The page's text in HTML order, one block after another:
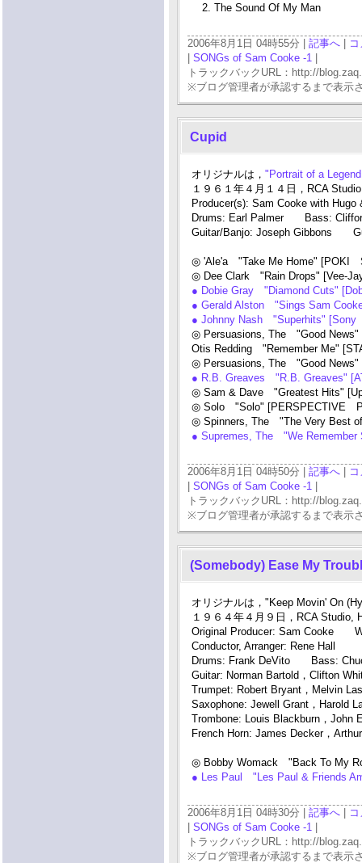
2. The Sound Of My Man
2006年8月1日 04時55分 | 記事へ
SONGs of Sam Cooke -1
トラックバックURL：http://
※ブログ管理者が承認するまで表示
Cupid
オリジナルは， "Portrait of a
１９６１年４月１４日，RCA
Producer(s): Sam Cooke with
Drums: Earl Palmer Bass:
Guitar/Banjo: Joseph Gibbons
◎ 'Ale'a "Take Me Home" [POKI
◎ Dee Clark "Rain Drops" [Vee-
● Dobie Gray "Diamond Cuts"
● Gerald Alston "Sings Sam
● Johnny Nash "Superhits"
◎ Persuasions, The "Good
Otis Redding "Remember Me"
◎ Persuasions, The "Good
● R.B. Greaves "R.B. Greaves"
◎ Sam & Dave "Greatest Hits"
◎ Solo "Solo" [PERSPECTIVE
◎ Spinners, The "The Very Best
● Supremes, The "We
2006年8月1日 04時50分 | 記事へ
SONGs of Sam Cooke -1
トラックバックURL：http://
※ブログ管理者が承認するまで表示
(Somebody) Ease My
オリジナルは，"Keep Movin' On
１９６４年４月９日，RCA Studio,
Original Producer: Sam Cooke
Conductor, Arranger: Rene Hall
Drums: Frank DeVito Bass:
Guitar: Norman Bartold，Clifton
Trumpet: Robert Bryant，Melvin
Saxophone: Jewell Grant，Harold
Trombone: Louis Blackburn，John
French Horn: James Decker，
◎ Bobby Womack "Back To My
● Les Paul "Les Paul & Friends
2006年8月1日 04時30分 | 記事へ
SONGs of Sam Cooke -1
トラックバックURL：http://
※ブログ管理者が承認するまで表示